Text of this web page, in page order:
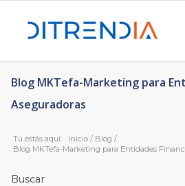
Blog MKTefa-Marketing para
Aseguradoras
Tú estás aquí: Inicio / Blog /
Blog MKTefa-Marketing para Entidades
Buscar